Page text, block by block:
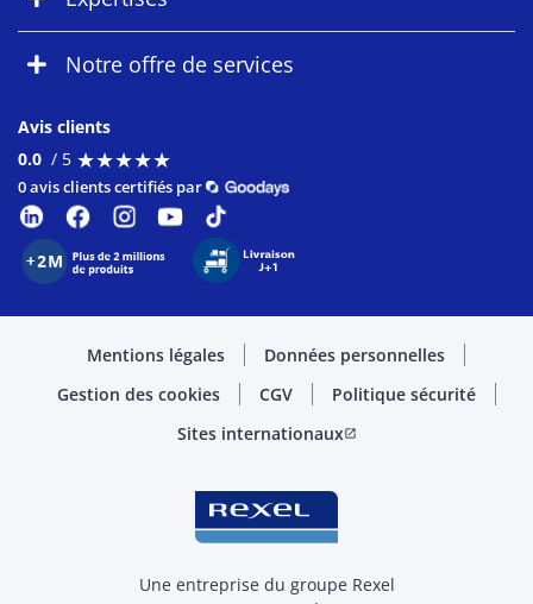
Notre offre de services
Avis clients
0.0 / 5 ★★★★★
★★★★★
0 avis clients certifiés par
Mentions légales
Données personnelles
Gestion des cookies
CGV
Politique sécurité
Sites internationauxopen_in_new
Une entreprise du groupe Rexel